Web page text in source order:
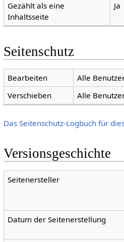
Gezählt als eine
Inhaltsseite
Ja
Seitenschutz
Bearbeiten
Alle
Verschieben
Alle
Das Seitenschutz-Logbuch für
Versionsgeschichte
Seitenersteller
Datum der Seitenerstellung